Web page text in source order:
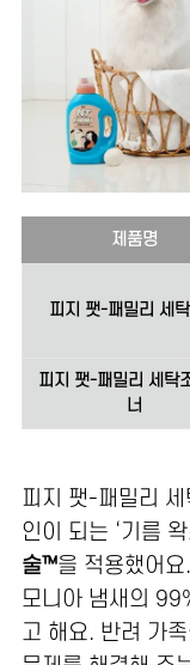
제품명
피지 팻-패밀리 세
피지 팻-패밀리 세탁
너
피지 팻-패밀리
인이 되는 ‘기름
술™을 적용했어
모니아 냄새의
고 해요. 반려 가